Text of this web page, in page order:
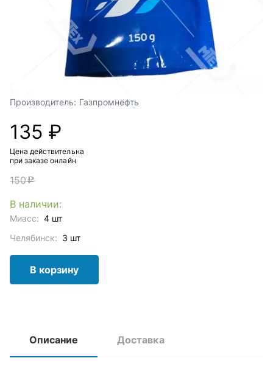
Производитель: Газпромнефть
135 ₽
Цена действительна
при заказе онлайн
150c
В наличии:
Миасс: 4 шт
Челябинск: 3 шт
В корзину
Описание Доставка